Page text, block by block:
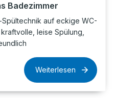
Badezimmer
auf eckige WC-
leise Spülung,
Weiterlesen